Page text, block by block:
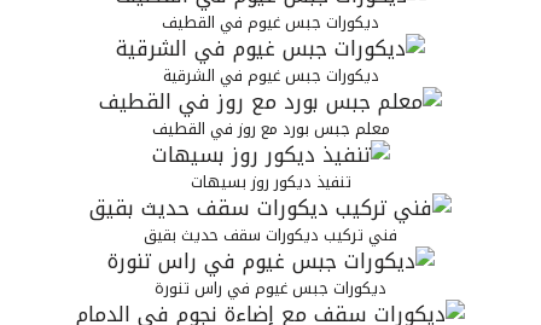
ديكورات جبس غيوم في القطيف
ديكورات جبس غيوم في الشرقية
معلم جبس بورد مع روز في القطيف
تنفيذ ديكور روز بسيهات
فني تركيب ديكورات سقف حديث بقيق
ديكورات جبس غيوم في راس تنورة